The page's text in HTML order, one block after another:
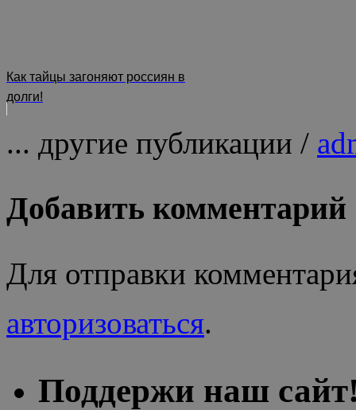
Как тайцы загоняют россиян в
долги!
... другие публикации /
Добавить комментарий
Для отправки
авторизоваться.
Поддержи наш